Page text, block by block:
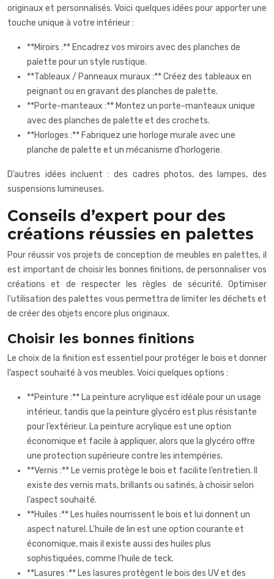
originaux et personnalisés. Voici quelques idées pour apporter une
touche unique à votre intérieur :
**Miroirs :** Encadrez vos miroirs avec des planches de
palette pour un style rustique.
**Tableaux / Panneaux muraux :** Créez des tableaux en
peignant ou en gravant des planches de palette.
**Porte-manteaux :** Montez un porte-manteaux unique
avec des planches de palette et des crochets.
**Horloges :** Fabriquez une horloge murale avec une
planche de palette et un mécanisme d’horlogerie.
D’autres idées incluent : des cadres photos, des lampes, des
suspensions lumineuses.
Conseils d’expert pour des
créations réussies en palettes
Pour réussir vos projets de conception de meubles en palettes, il
est important de choisir les bonnes finitions, de personnaliser vos
créations et de respecter les règles de sécurité. Optimiser
l’utilisation des palettes vous permettra de limiter les déchets et
de créer des objets encore plus originaux.
Choisir les bonnes finitions
Le choix de la finition est essentiel pour protéger le bois et donner
l’aspect souhaité à vos meubles. Voici quelques options :
**Peinture :** La peinture acrylique est idéale pour un usage
intérieur, tandis que la peinture glycéro est plus résistante
pour l’extérieur. La peinture acrylique est une option
économique et facile à appliquer, alors que la glycéro offre
une protection supérieure contre les intempéries.
**Vernis :** Le vernis protège le bois et facilite l’entretien. Il
existe des vernis mats, brillants ou satinés, à choisir selon
l’aspect souhaité.
**Huiles :** Les huiles nourrissent le bois et lui donnent un
aspect naturel. L’huile de lin est une option courante et
économique, mais il existe aussi des huiles plus
sophistiquées, comme l’huile de teck.
**Lasures :** Les lasures protègent le bois des UV et des